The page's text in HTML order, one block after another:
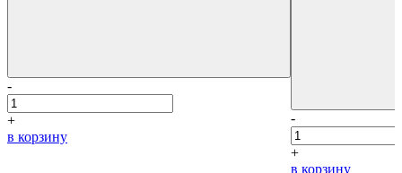
-
+
в корзину
-
+
в корзину